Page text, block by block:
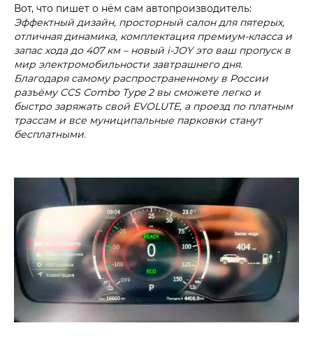
Вот, что пишет о нём сам автопроизводитель:
Эффектный дизайн, просторный салон для пятерых,
отличная динамика, комплектация премиум-класса и
запас хода до 407 км – новый i‑JOY это ваш пропуск в
мир электромобильности завтрашнего дня.
Благодаря самому распространенному в России
разъёму CCS Combo Type 2 вы сможете легко и
быстро заряжать свой EVOLUTE, а проезд по платным
трассам и все муниципальные парковки станут
бесплатными.